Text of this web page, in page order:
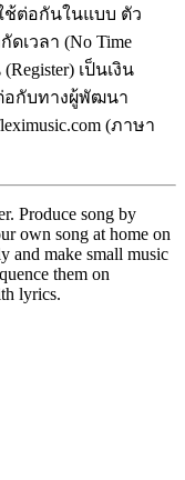
ช้ต่อกันในแบบ ตัว
ดเวลา (No Time
เป็นเงิน
อกับทางผู้พัฒนา
(ภาษา
Produce song by
own song at home on
and make small music
them on
lyrics.